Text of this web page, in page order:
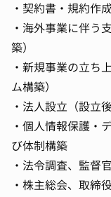
・契約書・規約作
・海外事業に伴う
築）
・新規事業の立ち
ム構築）
・法人設立（設立
・個人情報保護・
び体制構築
・法令調査、監督
・株主総会、取締